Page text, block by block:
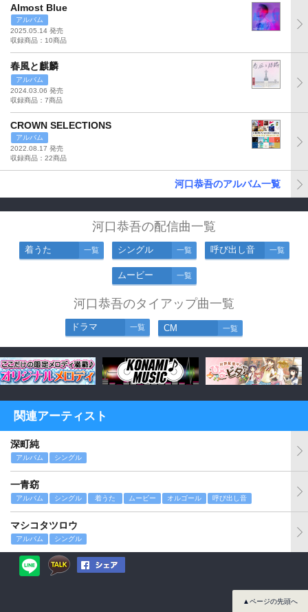
Almost Blue
アルバム
2025.05.14 発売
収録商品：10商品
春風と麒麟
アルバム
2024.03.06 発売
収録商品：7商品
CROWN SELECTIONS
アルバム
2022.08.17 発売
収録商品：22商品
河口恭吾のアルバム一覧
河口恭吾の配信曲一覧
着うた 一覧 シングル 一覧 呼び出し音 一覧
ムービー 一覧
河口恭吾のタイアップ曲一覧
ドラマ 一覧 CM 一覧
関連アーティスト
深町純
アルバム シングル
一青窈
アルバム シングル 着うた ムービー オルゴール 呼び出し音
マシコタツロウ
アルバム シングル
▲ページの先頭へ